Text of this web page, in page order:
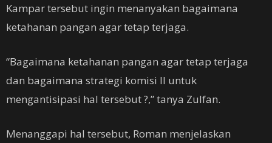
Kampar tersebut ingin menanyakan bagaimana
ketahanan pangan agar tetap terjaga.
“Bagaimana ketahanan pangan agar tetap terjaga
dan bagaimana strategi komisi II untuk
mengantisipasi hal tersebut ?,” tanya Zulfan.
Menanggapi hal tersebut, Roman menjelaskan